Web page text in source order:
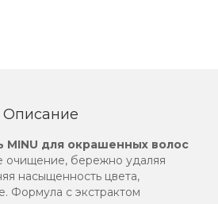
Описание
для окрашенных волос
очищение, бережно удаляя
насыщенность цвета,
Формула с экстрактом